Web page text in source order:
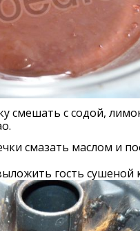
смешать с содой,
смазать маслом и
гость сушеной